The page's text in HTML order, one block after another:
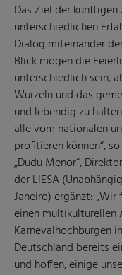
Das Ziel der
unterschiedlichen
Dialog miteinander
Blick mögen die
unterschiedlich sein,
Wurzeln und das
und lebendig zu
alle vom nationalen
profitieren können“,
„Dudu Menor“,
der LIESA
Janeiro) ergänzt:
einen multikulturellen
Karnevalhochburgen
Deutschland bereits
und hoffen, einige